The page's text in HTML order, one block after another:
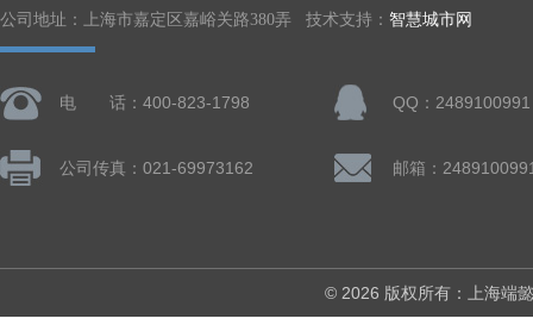
公司地址：上海市嘉定区嘉峪关路380弄 技术支持： 智慧城市网
电 话：400-823-1798 QQ：2489100991
公司传真：021-69973162 邮箱：
© 2026 版权所有：上海端